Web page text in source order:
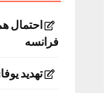
احتمال
فرانسه
تهدید